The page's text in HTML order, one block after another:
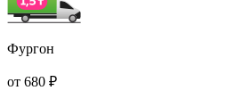
Фургон
от 680 ₽